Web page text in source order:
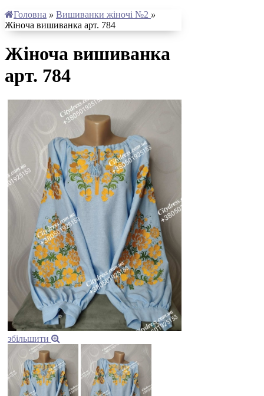
Головна » Вишиванки жіночі №2 »
Жіноча вишиванка арт. 784
Жіноча вишиванка
арт. 784
збільшити